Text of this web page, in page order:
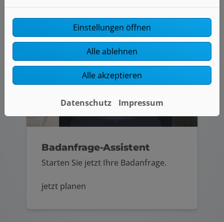
Badanfrage-Assistent
Starten Sie jetzt Ihre Badanfrage.
jetzt planen
Einstellungen öffnen
Alle ablehnen
Alle akzeptieren
Datenschutz Impressum